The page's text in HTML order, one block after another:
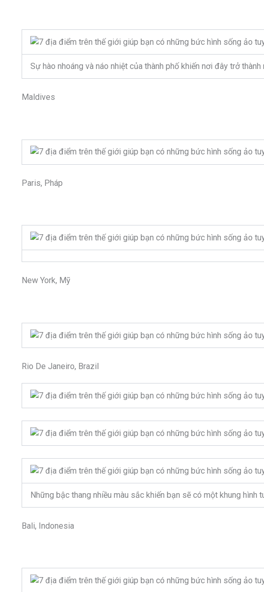
Sự hào nhoáng và náo nhiệt của thành phố khiến nơi đây trở
Maldives
Paris, Pháp
New York, Mỹ
Rio De Janeiro, Brazil
Những bậc thang nhiều màu sắc khiến bạn sẽ có một khung hình
Bali, Indonesia